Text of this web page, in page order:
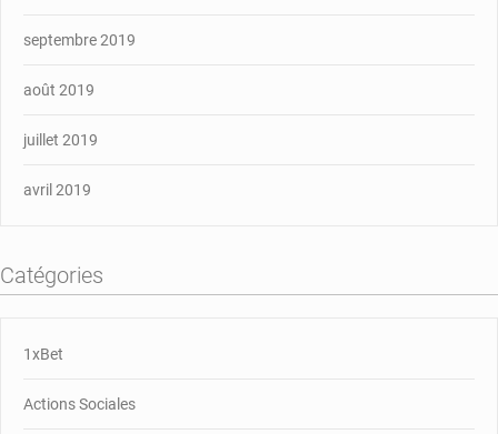
septembre 2019
août 2019
juillet 2019
avril 2019
Catégories
1xBet
Actions Sociales